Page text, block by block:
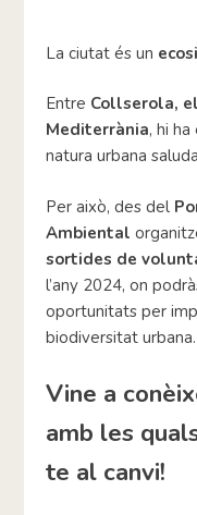
La ciutat és un
Entre Collserola,
Mediterrània, hi
natura urbana
Per això, des del
Ambiental
sortides de
l’any 2024, on
oportunitats per
biodiversitat urbana.
Vine a
amb les
te al canvi!